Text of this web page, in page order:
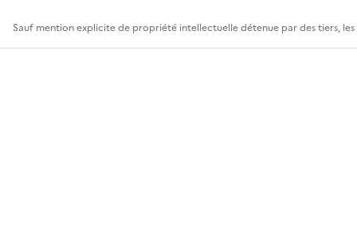
Sauf mention explicite de propriété intellectuelle détenue par des tiers,